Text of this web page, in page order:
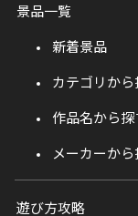
景品一覧
新着景品
カテゴリから
作品名から探
メーカーか
遊び方攻略